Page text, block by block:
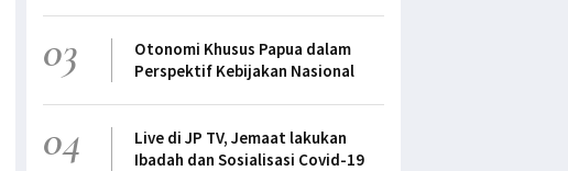
03
Otonomi Khusus Papua dalam
Perspektif Kebijakan Nasional
04
Live di JP TV, Jemaat lakukan
Ibadah dan Sosialisasi Covid-19